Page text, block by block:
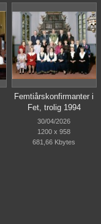
Femtiårskonfirmanter i
Fet, trolig 1994
30/04/2026
1200 x 958
681,66 Kbytes